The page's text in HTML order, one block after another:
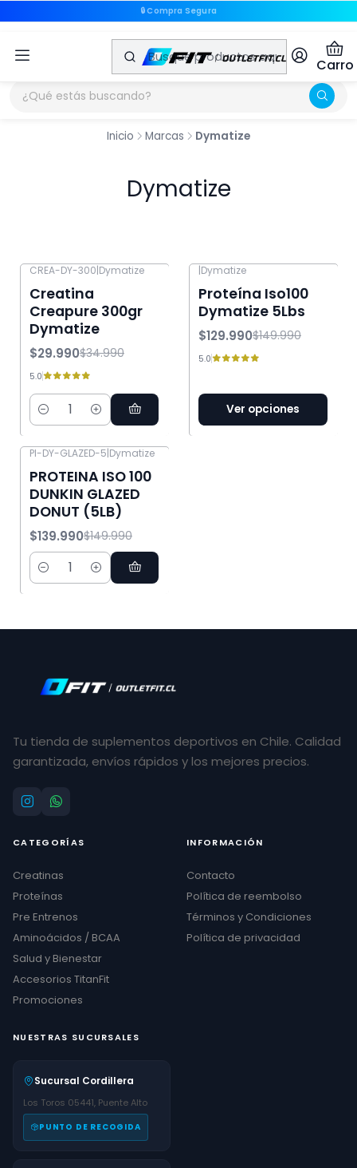
⭐ Productos Originales
Carro
Inicio Marcas Dymatize
Dymatize
CREA-DY-300|Dymatize
Creatina
Creapure 300gr
Dymatize
$29.990$34.990
5.0
Cantidad
|Dymatize
Proteína Iso100
Dymatize 5Lbs
$129.990$149.990
5.0
Ver opciones
PI-DY-GLAZED-5|Dymatize
PROTEINA ISO 100
DUNKIN GLAZED
DONUT (5LB)
$139.990$149.990
Cantidad
Tu tienda de suplementos deportivos en Chile. Calidad
garantizada, envíos rápidos y los mejores precios.
CATEGORÍAS
Creatinas
Proteínas
Pre Entrenos
Aminoácidos / BCAA
Salud y Bienestar
Accesorios TitanFit
Promociones
INFORMACIÓN
Contacto
Política de reembolso
Términos y Condiciones
Política de privacidad
NUESTRAS SUCURSALES
Sucursal Cordillera
Los Toros 05441, Puente Alto
PUNTO DE RECOGIDA
🔒 Compra Segura